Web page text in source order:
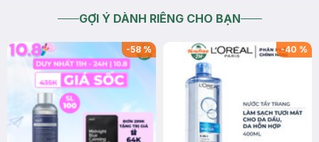
GỢI Ý DÀNH RIÊNG CHO BẠN
-58% -40 %